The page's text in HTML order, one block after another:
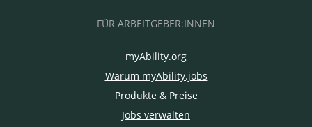
FÜR ARBEITGEBER:INNEN
myAbility.org
Warum myAbility.jobs
Produkte & Preise
Jobs verwalten